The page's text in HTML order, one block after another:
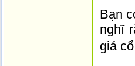
Bạn
nghĩ
giá